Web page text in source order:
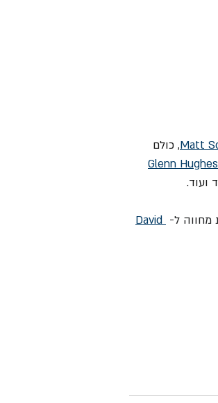
Matt, כולם
Glenn Hughes
ועוד.
David